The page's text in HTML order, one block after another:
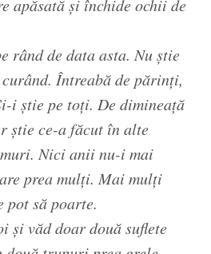
apăsată și închide ochii de
rând de data asta. Nu știe
Întreabă de părinți,
i știe pe toți. De dimineață
știe ce-a făcut în alte
Nici anii nu-i mai
prea mulți. Mai mulți
pot să poarte.
și văd doar două suflete